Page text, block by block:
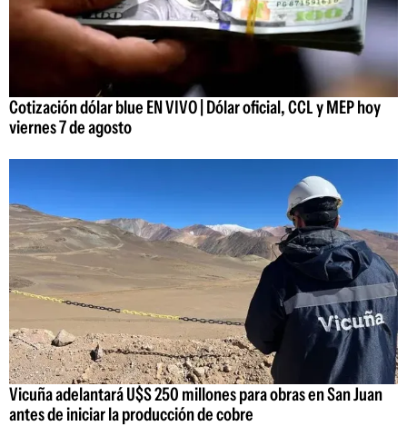
Cotización dólar blue EN VIVO | Dólar oficial, CCL y MEP hoy
viernes 7 de agosto
Vicuña adelantará U$S 250 millones para obras en San Juan
antes de iniciar la producción de cobre